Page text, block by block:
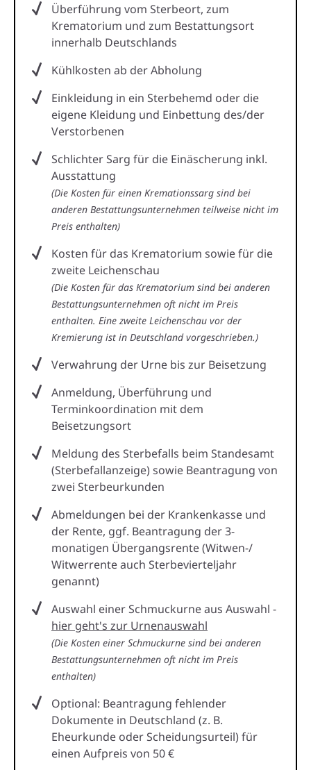
Überführung vom Sterbeort, zum
Krematorium und zum Bestattungsort
innerhalb Deutschlands
Kühlkosten ab der Abholung
Einkleidung in ein Sterbehemd oder die
eigene Kleidung und Einbettung des/der
Verstorbenen
Schlichter Sarg für die Einäscherung inkl.
Ausstattung
(Die Kosten für einen Kremationssarg sind bei
anderen Bestattungsunternehmen teilweise nicht im
Preis enthalten)
Kosten für das Krematorium sowie für die
zweite Leichenschau
(Die Kosten für das Krematorium sind bei anderen
Bestattungsunternehmen oft nicht im Preis
enthalten. Eine zweite Leichenschau vor der
Kremierung ist in Deutschland vorgeschrieben.)
Verwahrung der Urne bis zur Beisetzung
Anmeldung, Überführung und
Terminkoordination mit dem
Beisetzungsort
Meldung des Sterbefalls beim Standesamt
(Sterbefallanzeige) sowie Beantragung von
zwei Sterbeurkunden
Abmeldungen bei der Krankenkasse und
der Rente, ggf. Beantragung der 3-
monatigen Übergangsrente (Witwen-/
Witwerrente auch Sterbevierteljahr
genannt)
Auswahl einer Schmuckurne aus Auswahl -
hier geht's zur Urnenauswahl
(Die Kosten einer Schmuckurne sind bei anderen
Bestattungsunternehmen oft nicht im Preis
enthalten)
Optional: Beantragung fehlender
Dokumente in Deutschland (z. B.
Eheurkunde oder Scheidungsurteil) für
einen Aufpreis von 50 €